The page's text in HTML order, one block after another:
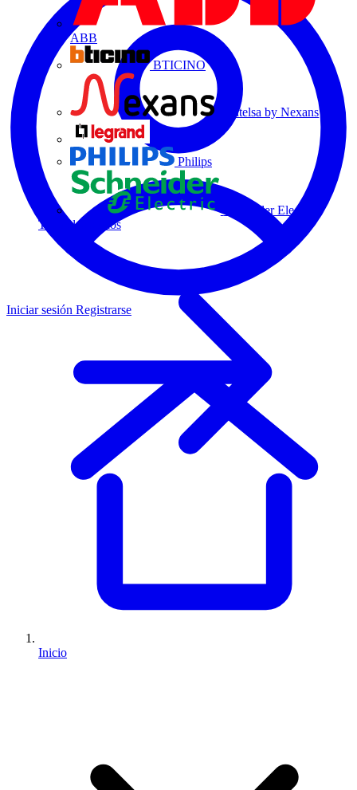
ABB
BTICINO
Centelsa by Nexans
Philips
Schneider Electric
Todos los socios
Iniciar sesión Registrarse
Inicio